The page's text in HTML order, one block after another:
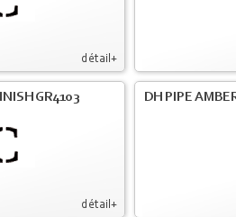
détail+
détail+
GR4103 DH PIPE